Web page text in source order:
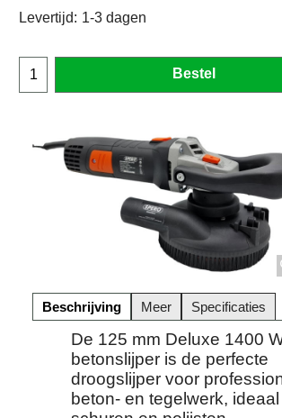
Levertijd: 1-3 dagen
Bestel
Beschrijving Meer Specificaties
De 125 mm Deluxe 1400
betonslijper is de perfecte
droogslijper voor
beton- en tegelwerk,